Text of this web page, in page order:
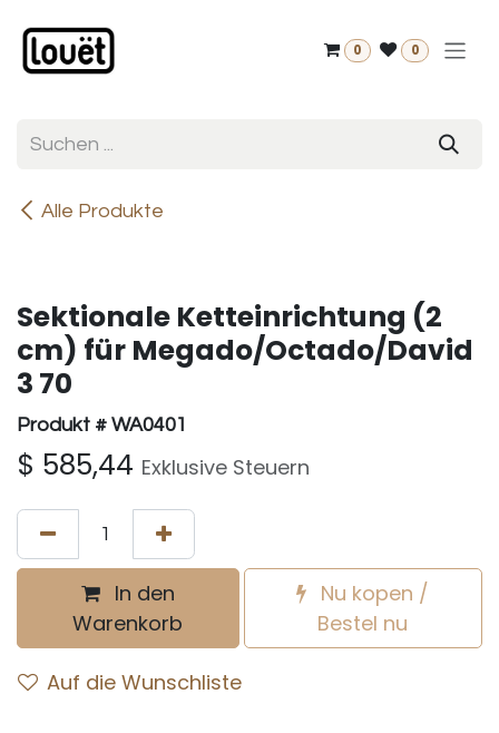
0 0
Alle Produkte
Sektionale Ketteinrichtung (2
cm) für Megado/Octado/David
3 70
Produkt # WA0401
$ 585,44 Exklusive Steuern
In den
Warenkorb
Nu kopen /
Bestel nu
Auf die Wunschliste